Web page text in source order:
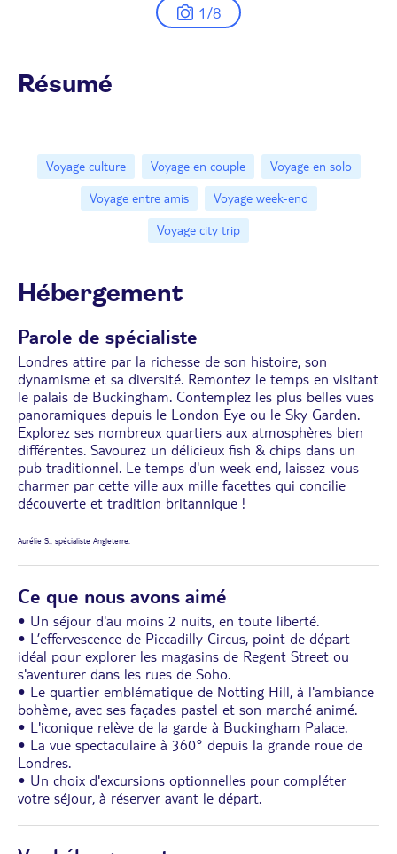
1/8
Résumé
Voyage culture Voyage en couple
Voyage en solo
Voyage entre amis
Voyage week-end
Voyage city trip
Hébergement
Parole de spécialiste
Londres attire par la richesse de son histoire, son
dynamisme et sa diversité. Remontez le temps en visitant
le palais de Buckingham. Contemplez les plus belles vues
panoramiques depuis le London Eye ou le Sky Garden.
Explorez ses nombreux quartiers aux atmosphères bien
différentes. Savourez un délicieux fish & chips dans un
pub traditionnel. Le temps d'un week-end, laissez-vous
charmer par cette ville aux mille facettes qui concilie
découverte et tradition britannique !
Aurélie S., spécialiste Angleterre.
Ce que nous avons aimé
• Un séjour d'au moins 2 nuits, en toute liberté.
• L’effervescence de Piccadilly Circus, point de départ
idéal pour explorer les magasins de Regent Street ou
s'aventurer dans les rues de Soho.
• Le quartier emblématique de Notting Hill, à l'ambiance
bohème, avec ses façades pastel et son marché animé.
• L'iconique relève de la garde à Buckingham Palace.
• La vue spectaculaire à 360° depuis la grande roue de
Londres.
• Un choix d'excursions optionnelles pour compléter
votre séjour, à réserver avant le départ.